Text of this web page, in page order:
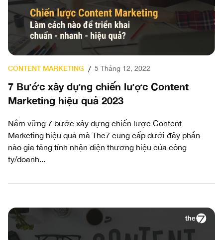
CONTENT MARKETING / 5 Tháng 12, 2022
7 Bước xây dựng chiến lược Content
Marketing hiệu quả 2023
Nắm vững 7 bước xây dựng chiến lược Content
Marketing hiệu quả mà The7 cung cấp dưới đây phần
nào gia tăng tính nhận diện thương hiệu của công
ty/doanh...